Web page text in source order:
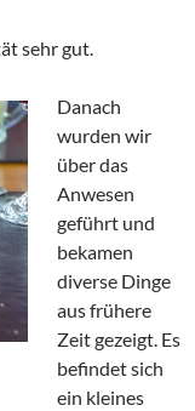
sehr gut.
Danach
wurden wir
über das
Anwesen
geführt und
bekamen
diverse Dinge
aus frühere
Zeit gezeigt. Es
befindet sich
ein kleines